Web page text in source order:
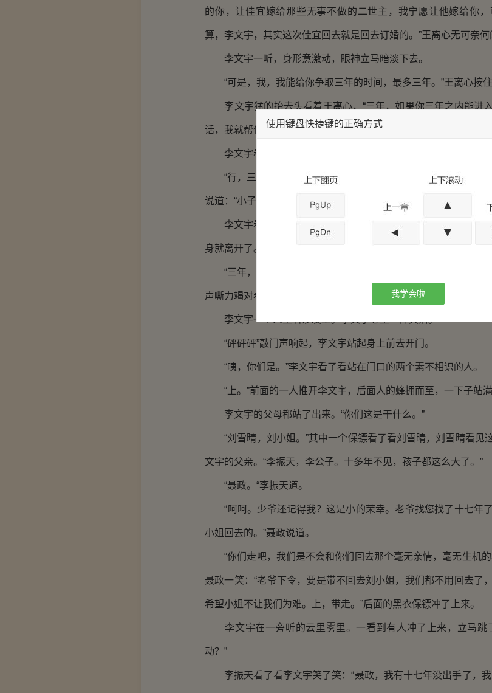
的你，让佳宜嫁给那些无事不做的二世主，我宁愿让他嫁给你
算，李文宇，其实这次佳宜回去就是回去订婚的。”王离心无可奈何
李文宇一听，身形意激动，眼神立马暗淡下去。
“可是，我，我能给你争取三年的时间，最多三年。”王离心按住
李文宇猛的抬去头看着王离心，“三年，如果你三年之内能进
话，我就帮你。就算你不能，我也会为你，守护我妹妹三年。”
李文宇看了看王离心，又看了看王佳宜，咬咬牙，眼神一变。
“行，三年，给我三年。”李文宇朝着王离心说道。王离心对着
说道：“小子，我看好你。”
李文宇看了看王佳宜说道：“佳宜，等我。总有一天我会去找你
身就离开了。
“三年，三年，我会用我最强大的力量，同孙悟空一样，脚踏着
声嘶力竭对着远去的汽车喊道。
李文宇一个人坐着沙发上。李文宇心里一阵失落。
“砰砰砰”敲门声响起，李文宇站起身上前去开门。
“咦，你们是。”李文宇看了看站在门口的两个素不相识的人。
“上。”前面的一人推开李文宇，后面人的蜂拥而至，一下子站满
李文宇的父母都站了出来。“你们这是干什么。”
“刘雪晴，刘小姐。”其中一个保镖看了看刘雪晴，刘雪晴看见
文宇的父亲。“李振天，李公子。十多年不见，孩子都这么大了。”
“聂政。“李振天道。
“呵呵。少爷还记得我？这是小的荣幸。老爷找您找了十七年了
小姐回去的。”聂政说道。
“你们走吧，我们是不会和你们回去那个毫无亲情，毫无生机的
聂政一笑：“老爷下令，要是带不回去刘小姐，我们都不用回去了
希望小姐不让我们为难。上，带走。”后面的黑衣保镖冲了上来。
李文宇在一旁听的云里雾里。一看到有人冲了上来，立马跳
动？”
李振天看了看李文宇笑了笑：“聂政，我有十七年没出手了，我
使用键盘快捷键的正确方式
我学会啦